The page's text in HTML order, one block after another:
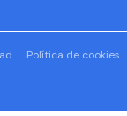
Política de cookies